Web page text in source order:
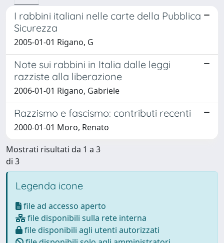
I rabbini italiani nelle carte della Pubblica
Sicurezza
2005-01-01 Rigano, G
Note sui rabbini in Italia dalle leggi
razziste alla liberazione
2006-01-01 Rigano, Gabriele
Razzismo e fascismo: contributi recenti
2000-01-01 Moro, Renato
Mostrati risultati da 1 a 3
di 3
Legenda icone
file ad accesso aperto
file disponibili sulla rete interna
file disponibili agli utenti autorizzati